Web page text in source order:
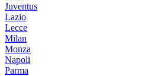
Juventus
Lazio
Lecce
Milan
Monza
Napoli
Parma